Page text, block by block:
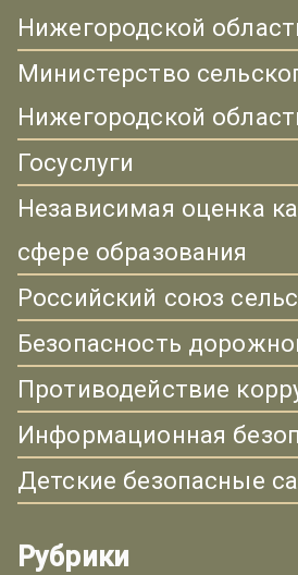
Нижегородской
Министерство
Нижегородской
Госуслуги
Независимая оценка
сфере образования
Российский союз
Безопасность
Противодействие
Информационная
Детские безопасные
Рубрики